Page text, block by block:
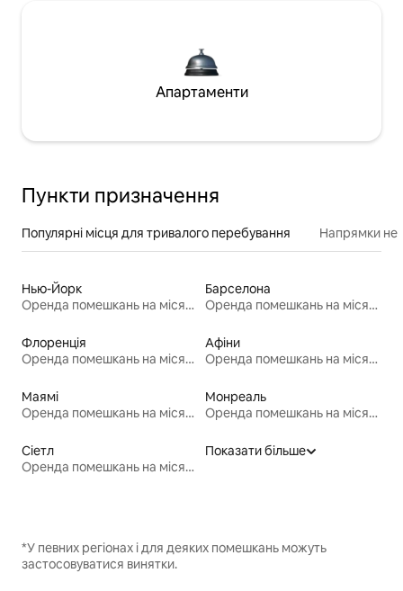
Апартаменти
Пункти призначення
Популярні місця для тривалого перебування Напрямки
Нью-Йорк
Оренда помешкань на місяць
Барселона
Оренда помешкань на місяць
Флоренція
Оренда помешкань на місяць
Афіни
Оренда помешкань на місяць
Маямі
Оренда помешкань на місяць
Монреаль
Оренда помешкань на місяць
Сіетл
Оренда помешкань на місяць
Показати більше
*У певних регіонах і для деяких помешкань можуть
застосовуватися винятки.